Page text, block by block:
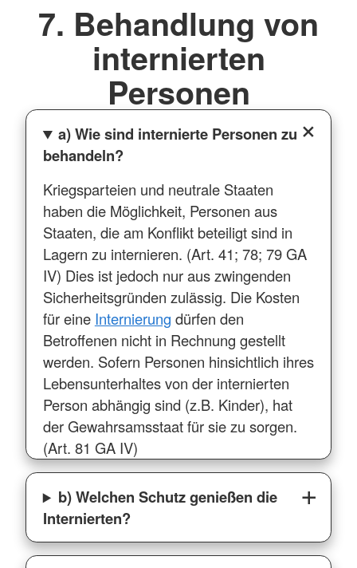
7. Behandlung von
internierten
Personen
a) Wie sind internierte Personen zu
behandeln?
Kriegsparteien und neutrale Staaten
haben die Möglichkeit, Personen aus
Staaten, die am Konflikt beteiligt sind in
Lagern zu internieren. (Art. 41; 78; 79 GA
IV) Dies ist jedoch nur aus zwingenden
Sicherheitsgründen zulässig. Die Kosten
für eine Internierung dürfen den
Betroffenen nicht in Rechnung gestellt
werden. Sofern Personen hinsichtlich ihres
Lebensunterhaltes von der internierten
Person abhängig sind (z.B. Kinder), hat
der Gewahrsamsstaat für sie zu sorgen.
(Art. 81 GA IV)
b) Welchen Schutz genießen die
Internierten?